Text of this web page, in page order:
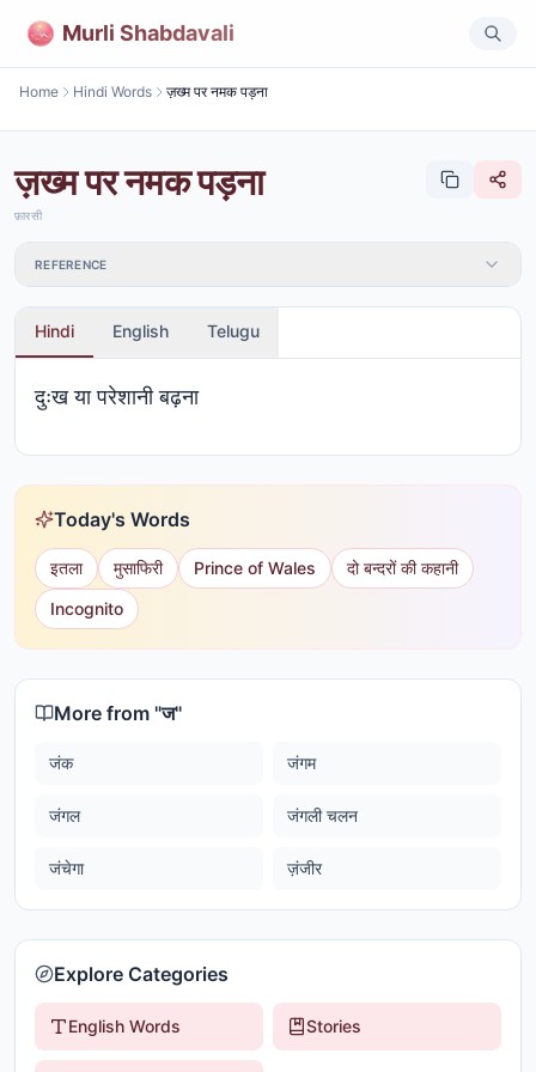
Murli Shabdavali
Home Hindi Words ज़ख्म पर नमक पड़ना
ज़ख्म पर नमक पड़ना
फ़ारसी
REFERENCE
Hindi English Telugu
दुःख या परेशानी बढ़ना
Today's Words
इतला मुसाफिरी Prince of Wales
दो बन्दरों की कहानी
Incognito
More from "ज"
जंक जंगम
जंगल जंगली चलन
जंचेगा ज़ंजीर
Explore Categories
English Words Stories